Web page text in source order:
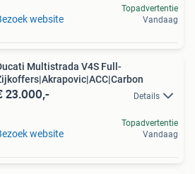
website
Topadvertentie
Vandaag
Multistrada V4S Full-
23.000,- Details
website
Topadvertentie
Vandaag